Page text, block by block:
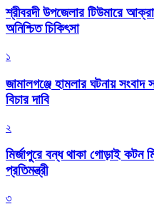
শ্রীবরদী উপজেলার টিউমারে
অনিশ্চিত চিকিৎসা
১
জামালগঞ্জে হামলার ঘটনায়
বিচার দাবি
২
মির্জাপুরে বন্ধ থাকা গোড়াই কটন
প্রতিমন্ত্রী
৩